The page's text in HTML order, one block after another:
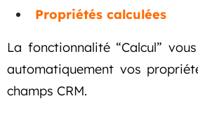
Propriétés calculées
La fonctionnalité “Calcul”
automatiquement vos
champs CRM.